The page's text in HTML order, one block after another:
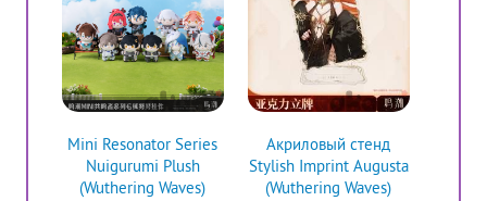
Mini Resonator Series
Nuigurumi Plush
(Wuthering Waves)
Акриловый стенд
Stylish Imprint Augusta
(Wuthering Waves)